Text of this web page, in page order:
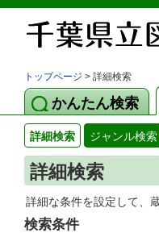
トップページ > 詳細検索
かんたん検索
詳細検索 ジャンル検索
詳細検索
詳細な条件を設定して、
検索条件